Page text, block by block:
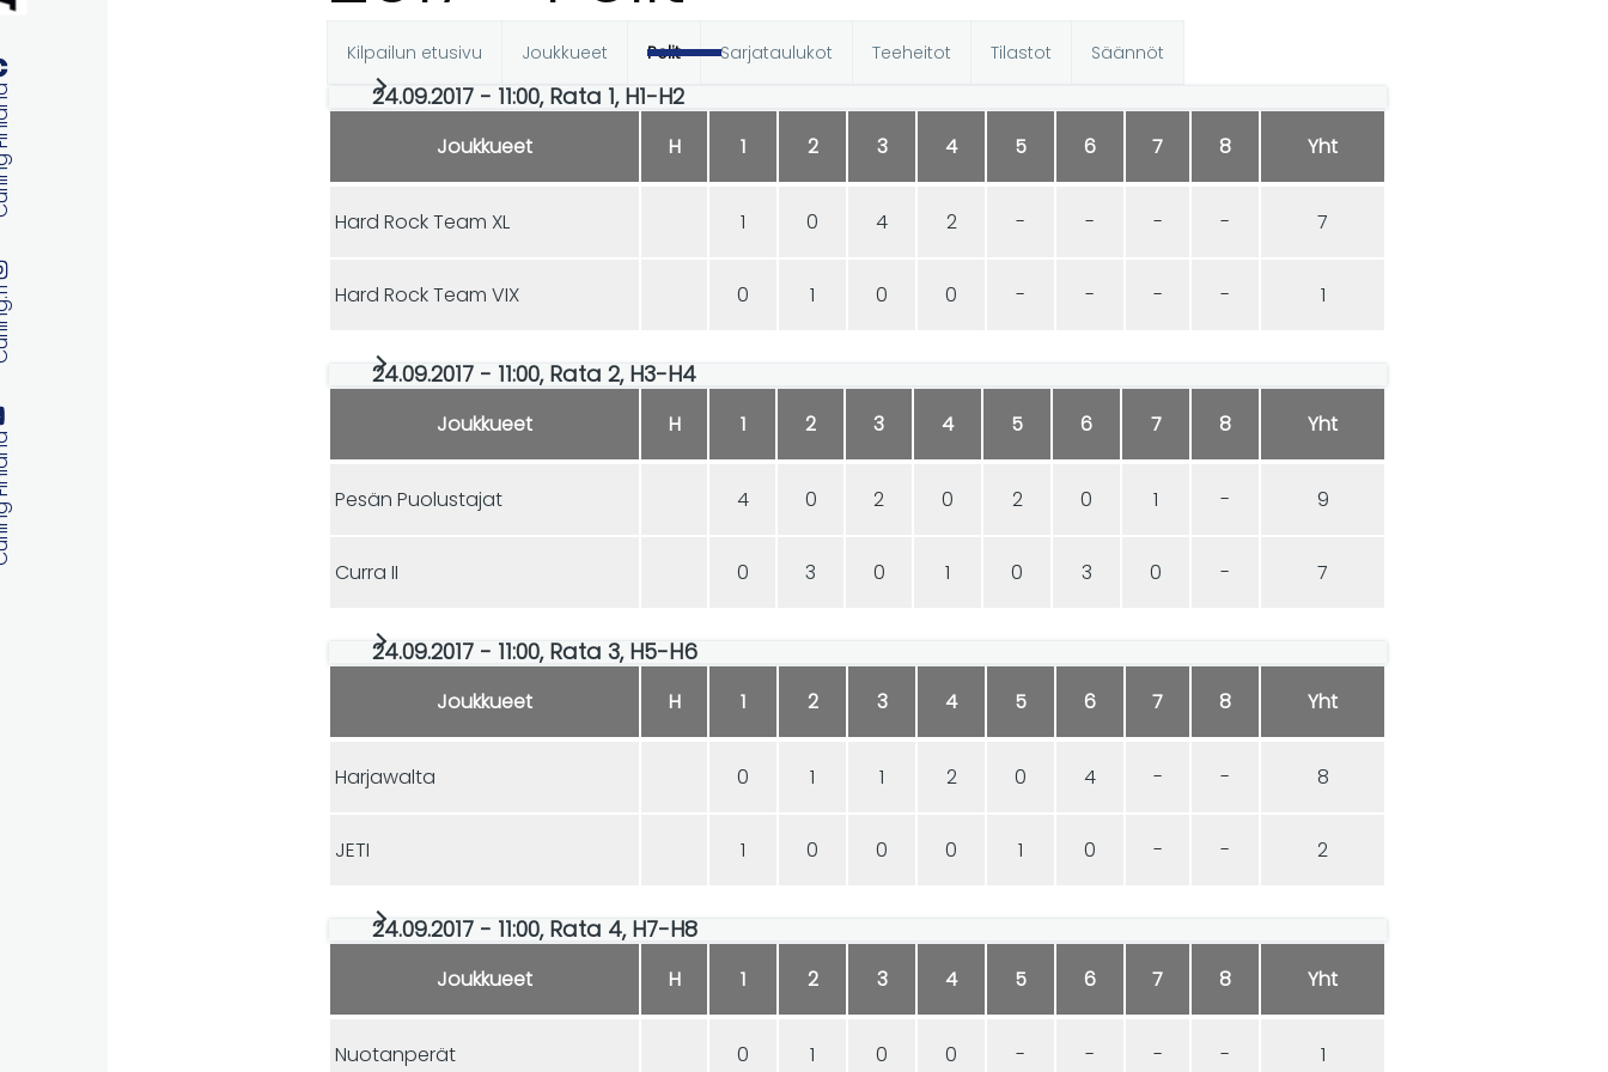
Ensisijaiset
välilehdet
Kilpailun etusivu Joukkueet Pelit Sarjataulukot Teeheitot Tilastot Säännöt
24.09.2017 - 11:00, Rata 1, H1-H2
Joukkueet H 1 2 3 4 5 6 7 8 Yht
Hard Rock Team XL 1 0 4 2 - - - - 7
Hard Rock Team VIX 0 1 0 0 - - - - 1
24.09.2017 - 11:00, Rata 2, H3-H4
Joukkueet H 1 2 3 4 5 6 7 8 Yht
Pesän Puolustajat 4 0 2 0 2 0 1 - 9
Curra II 0 3 0 1 0 3 0 - 7
24.09.2017 - 11:00, Rata 3, H5-H6
Joukkueet H 1 2 3 4 5 6 7 8 Yht
Harjawalta 0 1 1 2 0 4 - - 8
JETI 1 0 0 0 1 0 - - 2
24.09.2017 - 11:00, Rata 4, H7-H8
Joukkueet H 1 2 3 4 5 6 7 8 Yht
Nuotanperät 0 1 0 0 - - - - 1